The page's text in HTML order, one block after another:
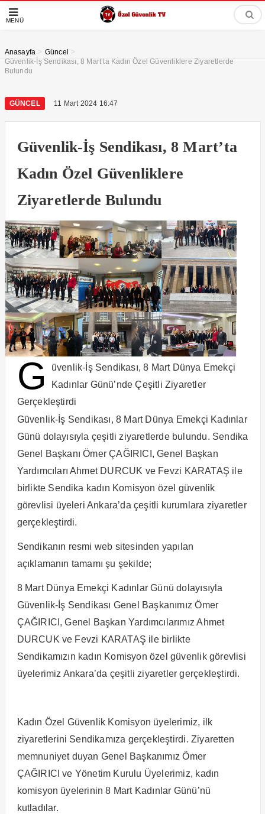
MENÜ
Anasayfa > Güncel >
Güvenlik-İş Sendikası, 8 Mart’ta Kadın Özel Güvenliklere Ziyaretlerde
Bulundu
GÜNCEL 11 Mart 2024 16:47
Güvenlik-İş Sendikası, 8 Mart’ta
Kadın Özel Güvenliklere
Ziyaretlerde Bulundu
G
üvenlik-İş Sendikası, 8 Mart Dünya Emekçi
Kadınlar Günü’nde Çeşitli Ziyaretler
Gerçekleştirdi
Güvenlik-İş Sendikası, 8 Mart Dünya Emekçi Kadınlar
Günü dolayısıyla çeşitli ziyaretlerde bulundu. Sendika
Genel Başkanı Ömer ÇAĞIRICI, Genel Başkan
Yardımcıları Ahmet DURCUK ve Fevzi KARATAŞ ile
birlikte Sendika kadın Komisyon özel güvenlik
görevlisi üyeleri Ankara’da çeşitli kurumlara ziyaretler
gerçekleştirdi.
Sendikanın resmi web sitesinden yapılan
açıklamanın tamamı şu şekilde;
8 Mart Dünya Emekçi Kadınlar Günü dolayısıyla
Güvenlik-İş Sendikası Genel Başkanımız Ömer
ÇAĞIRICI, Genel Başkan Yardımcılarımız Ahmet
DURCUK ve Fevzi KARATAŞ ile birlikte
Sendikamızın kadın Komisyon özel güvenlik görevlisi
üyelerimiz Ankara’da çeşitli ziyaretler gerçekleştirdi.
Kadın Özel Güvenlik Komisyon üyelerimiz, ilk
ziyaretlerini Sendikamıza gerçekleştirdi. Ziyaretten
memnuniyet duyan Genel Başkanımız Ömer
ÇAĞIRICI ve Yönetim Kurulu Üyelerimiz, kadın
komisyon üyelerinin 8 Mart Kadınlar Günü’nü
kutladılar.